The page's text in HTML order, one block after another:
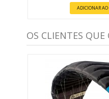
ADICIONAR AO
OS CLIENTES